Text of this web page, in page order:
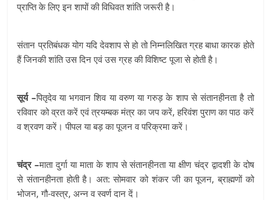
प्राप्ति के लिए इन शापों की विधिवत शांति जरूरी है।
संतान प्रतिबंधक योग यदि देवशाप से हो तो निम्नलिखित ग्रह बाधा कारक होते
हैं जिनकी शांति उस दिन एवं उस ग्रह की विशिष्ट पूजा से होती है।
सूर्य –पितृदेव या भगवान शिव या वरुण या गरुड़ के शाप से संतानहीनता है तो
रविवार को व्रत करें एवं त्रयम्बक मंत्र का जप करें, हरिवंश पुराण का पाठ करें
व श्रवण करें। पीपल या बड़ का पूजन व परिक्रमा करें।
चंद्र –माता दुर्गा या माता के शाप से संतानहीनता या क्षीण चंद्र द्वादशी के दोष
से संतानहीनता होती है। अत: सोमवार को शंकर जी का पूजन, ब्राह्मणों को
भोजन, गौ-वस्त्र, अन्न व स्वर्ण दान दें।